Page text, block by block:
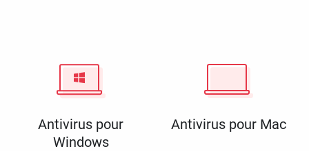
Antivirus pour
Windows
Antivirus pour Mac